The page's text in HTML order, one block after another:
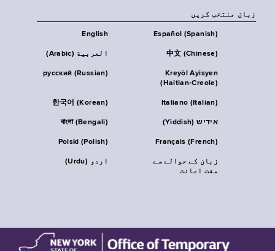
زبان منتخب کریں
English Español (Spanish)
العربية (Arabic) 中文 (Chinese)
русский (Russian)
Kreyòl Ayisyen
(Haitian-Creole)
한국어 (Korean) Italiano (Italian)
বাংলা (Bengali) אידיש (Yiddish)
Polski (Polish) Français (French)
اردو (Urdu)
زبان کے حوالے سے
مفت اعانت